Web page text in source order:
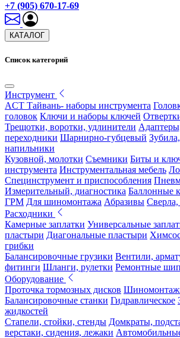
+7 (905) 670-17-69
КАТАЛОГ
Список категорий
Инструмент
ACT Тайвань- наборы инструмента
головок Ключи и наборы ключей
Трещотки, воротки, удлинители
переходники Шарнирно-губцевый
напильники
Кузовной, молотки Съемники Биты и
инструмента Инструментальная мебель
Специнструмент и приспособления
Измерительный, диагностика Баллонные
ГРМ Для шиномонтажа Абразивы
Расходники
Камерные заплатки Универсальные
пластыри Диагональные пластыри
грибки
Балансировочные грузики Вентили,
фитинги Шланги, рулетки Ремонтные
Оборудование
Проточка тормозных дисков
Балансировочные станки Гидравлическое
жидкостей
Стапели, стойки, стенды Домкраты,
верстаки, сидения, лежаки